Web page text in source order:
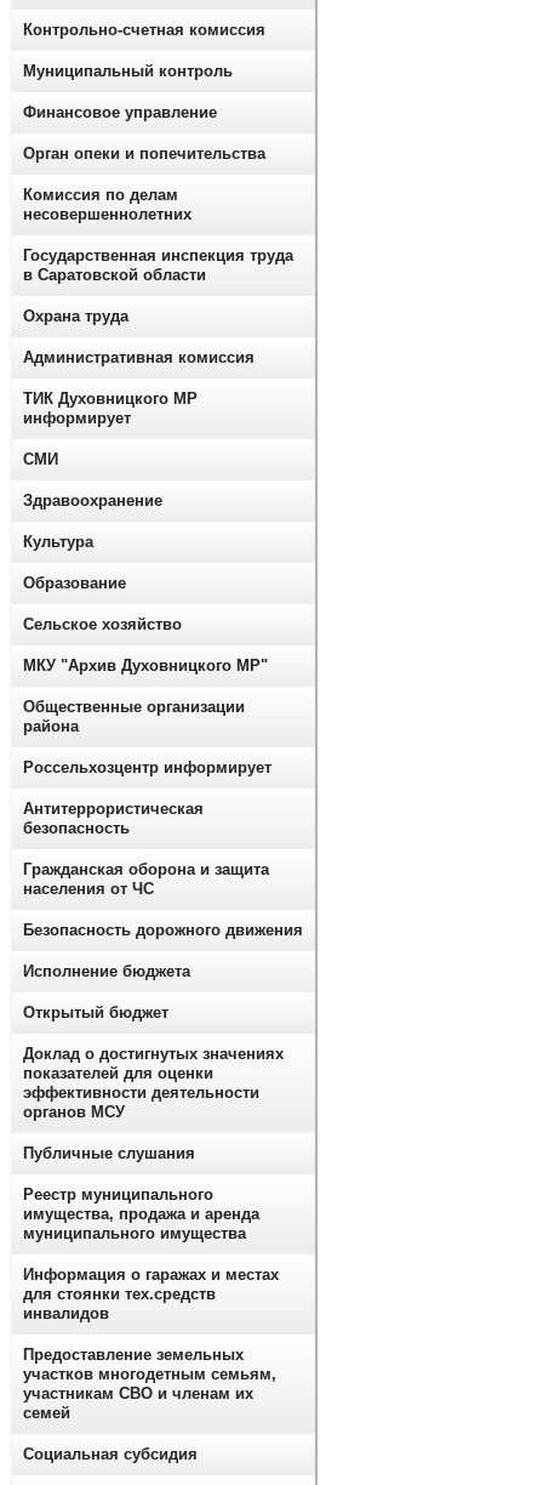
Контрольно-счетная комиссия
Муниципальный контроль
Финансовое управление
Орган опеки и попечительства
Комиссия по делам
несовершеннолетних
Государственная инспекция труда
в Саратовской области
Охрана труда
Административная комиссия
ТИК Духовницкого МР
информирует
СМИ
Здравоохранение
Культура
Образование
Сельское хозяйство
МКУ "Архив Духовницкого МР"
Общественные организации
района
Россельхозцентр информирует
Антитеррористическая
безопасность
Гражданская оборона и защита
населения от ЧС
Безопасность дорожного движения
Исполнение бюджета
Открытый бюджет
Доклад о достигнутых значениях
показателей для оценки
эффективности деятельности
органов МСУ
Публичные слушания
Реестр муниципального
имущества, продажа и аренда
муниципального имущества
Информация о гаражах и местах
для стоянки тех.средств
инвалидов
Предоставление земельных
участков многодетным семьям,
участникам СВО и членам их
семей
Социальная субсидия